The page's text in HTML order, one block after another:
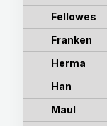
Fellowes
Franken
Herma
Han
Maul